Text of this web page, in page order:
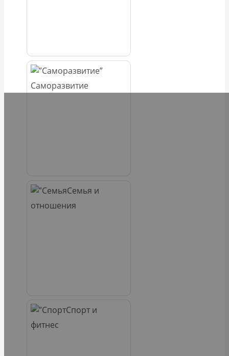
Саморазвитие
Семья и
отношения
Спорт и
фитнес